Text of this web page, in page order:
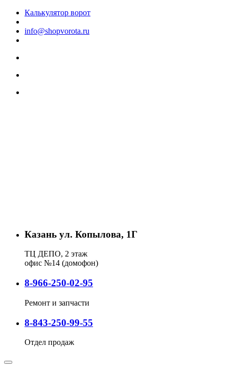
Калькулятор ворот
info@shopvorota.ru
Казань ул. Копылова, 1Г
ТЦ ДЕПО, 2 этаж
офис №14 (домофон)
8-966-250-02-95
Ремонт и запчасти
8-843-250-99-55
Отдел продаж